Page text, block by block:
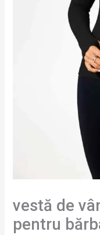
vestă de
pentru